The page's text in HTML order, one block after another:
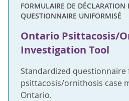
FORMULAIRE DE DÉCLARATION
QUESTIONNAIRE UNIFORMISÉ
Ontario Psittacosis/
Investigation Tool
Standardized questionnaire
psittacosis/ornithosis case
Ontario.